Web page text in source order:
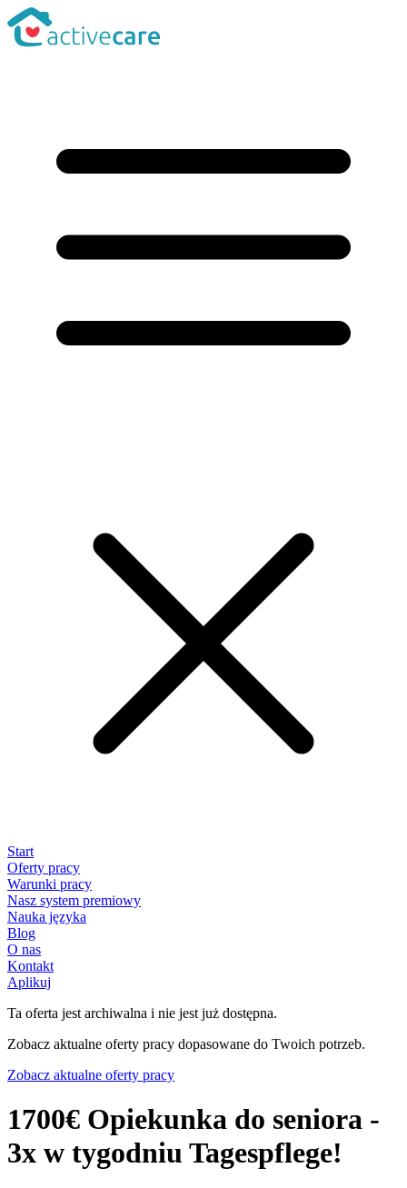
Start
Oferty pracy
Warunki pracy
Nasz system premiowy
Nauka języka
Blog
O nas
Kontakt
Aplikuj
Ta oferta jest archiwalna i nie jest już dostępna.
Zobacz aktualne oferty pracy dopasowane do Twoich potrzeb.
Zobacz aktualne oferty pracy
1700€ Opiekunka do seniora -
3x w tygodniu Tagespflege!